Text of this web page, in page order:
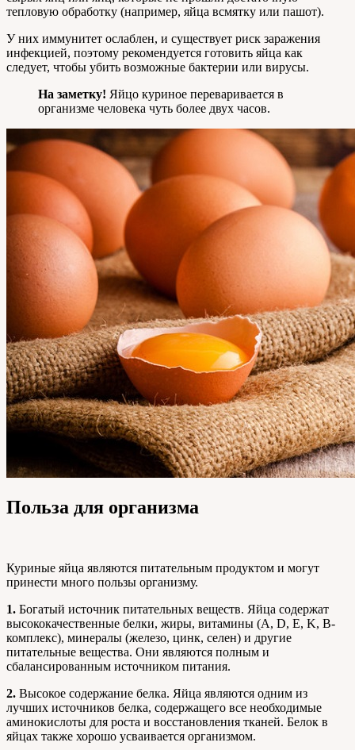
тепловую обработку (например, яйца всмятку или пашот).
У них иммунитет ослаблен, и существует риск заражения
инфекцией, поэтому рекомендуется готовить яйца как
следует, чтобы убить возможные бактерии или вирусы.
На заметку! Яйцо куриное переваривается в
организме человека чуть более двух часов.
Польза для организма
Куриные яйца являются питательным продуктом и могут
принести много пользы организму.
1. Богатый источник питательных веществ. Яйца содержат
высококачественные белки, жиры, витамины (A, D, E, K, B-
комплекс), минералы (железо, цинк, селен) и другие
питательные вещества. Они являются полным и
сбалансированным источником питания.
2. Высокое содержание белка. Яйца являются одним из
лучших источников белка, содержащего все необходимые
аминокислоты для роста и восстановления тканей. Белок в
яйцах также хорошо усваивается организмом.